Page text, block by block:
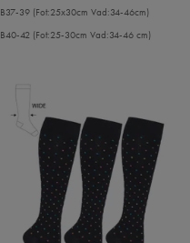
B37-39 (Fot:25x30cm Vad:34-46cm)
B40-42 (Fot:25-30cm Vad:34-46 cm)